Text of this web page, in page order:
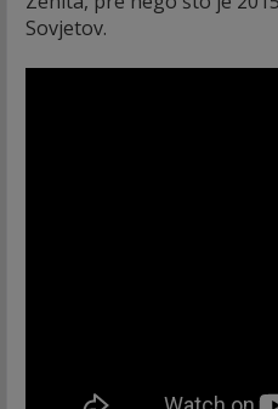
Sovjetov.